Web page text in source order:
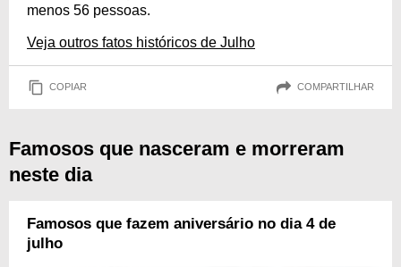
menos 56 pessoas.
Veja outros fatos históricos de Julho
COPIAR COMPARTILHAR
Famosos que nasceram e morreram
neste dia
Famosos que fazem aniversário no dia 4 de
julho